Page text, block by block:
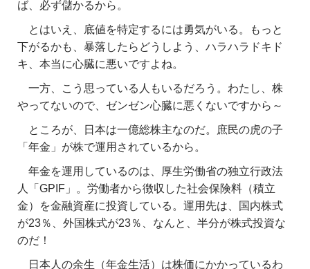
ば、必ず儲かるから。
とはいえ、底値を特定するには勇気がいる。もっと
下がるかも、暴落したらどうしよう、ハラハラドキド
キ、本当に心臓に悪いですよね。
一方、こう思っている人もいるだろう。わたし、株
やってないので、ゼンゼン心臓に悪くないですから～
ところが、日本は一億総株主なのだ。庶民の虎の子
「年金」が株で運用されているから。
年金を運用しているのは、厚生労働省の独立行政法
人「GPIF」。労働者から徴収した社会保険料（積立
金）を金融資産に投資している。運用先は、国内株式
が23％、外国株式が23％、なんと、半分が株式投資な
のだ！
日本人の余生（年金生活）は株価にかかっているわ